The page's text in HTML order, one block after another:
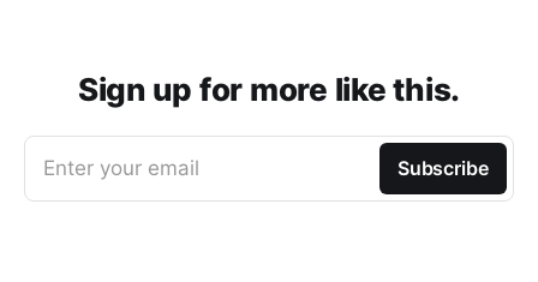
Sign up for more like this.
Enter your email Subscribe